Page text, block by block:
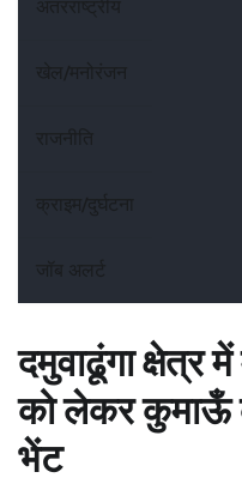
अंतरराष्ट्रीय
खेल/मनोरंजन
राजनीति
क्राइम/दुर्घटना
जॉब अलर्ट
दमुवाढूंगा क्षेत्र
को लेकर कुमाऊँ
भेंट